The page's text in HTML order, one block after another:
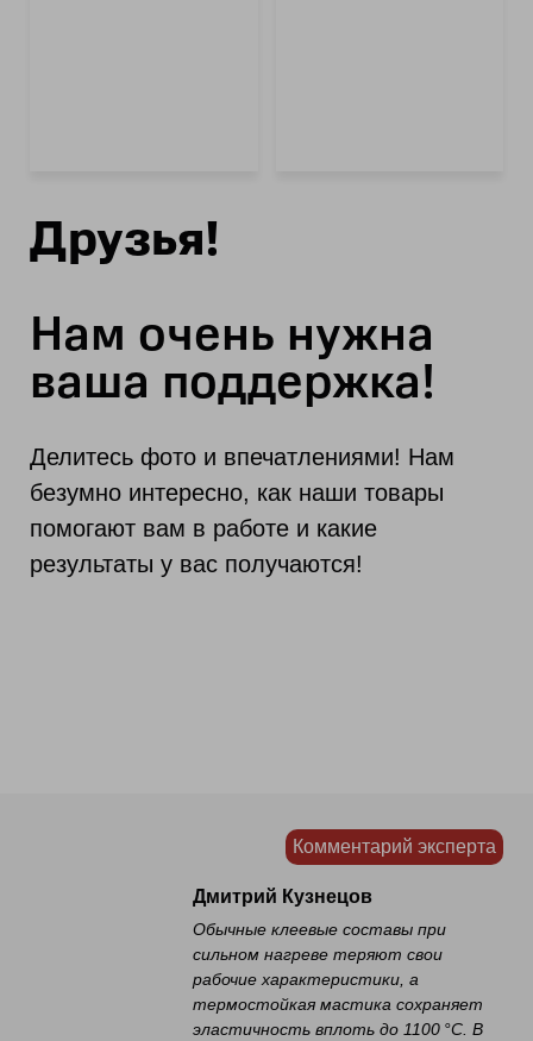
Друзья!
Нам очень нужна
ваша поддержка!
Делитесь фото и впечатлениями! Нам
безумно интересно, как наши товары
помогают вам в работе и какие
результаты у вас получаются!
Комментарий эксперта
Дмитрий Кузнецов
Обычные клеевые составы при
сильном нагреве теряют свои
рабочие характеристики, а
термостойкая мастика сохраняет
эластичность вплоть до 1100 °C. В